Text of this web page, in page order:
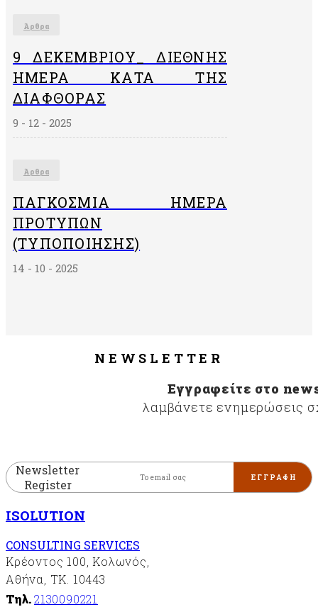
Άρθρα
9 ΔΕΚΕΜΒΡΙΟΥ_ ΔΙΕΘΝΗΣ
ΗΜΕΡΑ ΚΑΤΑ ΤΗΣ
ΔΙΑΦΘΟΡΑΣ
9 - 12 - 2025
Άρθρα
ΠΑΓΚΌΣΜΙΑ ΗΜΈΡΑ
ΠΡΟΤΎΠΩΝ
(ΤΥΠΟΠΟΊΗΣΗΣ)
14 - 10 - 2025
NEWSLETTER
Εγγραφείτε στο
λαμβάνετε ενημερώσεις
Newsletter
Register
ISOLUTION
CONSULTING SERVICES
Κρέοντος 100, Κολωνός,
Αθήνα, ΤΚ. 10443
Τηλ.2130090221